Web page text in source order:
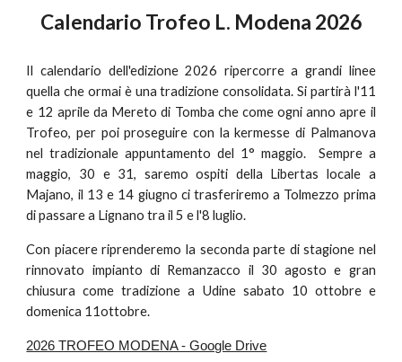
Calendario Trofeo L. Modena 2026
Il calendario dell'edizione 2026 ripercorre a grandi linee
quella che ormai è una tradizione consolidata. Si partirà l'11
e 12 aprile da Mereto di Tomba che come ogni anno apre il
Trofeo, per poi proseguire con la kermesse di Palmanova
nel tradizionale appuntamento del 1° maggio. Sempre a
maggio, 30 e 31, saremo ospiti della Libertas locale a
Majano, il 13 e 14 giugno ci trasferiremo a Tolmezzo prima
di passare a Lignano tra il 5 e l'8 luglio.
Con piacere riprenderemo la seconda parte di stagione nel
rinnovato impianto di Remanzacco il 30 agosto e gran
chiusura come tradizione a Udine sabato 10 ottobre e
domenica 11ottobre.
2026 TROFEO MODENA - Google Drive